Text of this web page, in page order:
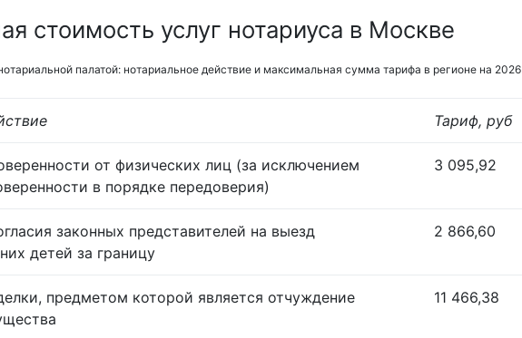
стоимость услуг нотариуса в Москве
палатой: нотариальное действие и максимальная сумма тарифа в регионе на 2026
Тариф, руб
от физических лиц (за исключением
в порядке передоверия)
3 095,92
законных представителей на выезд
детей за границу
2 866,60
предметом которой является отчуждение
11 466,38